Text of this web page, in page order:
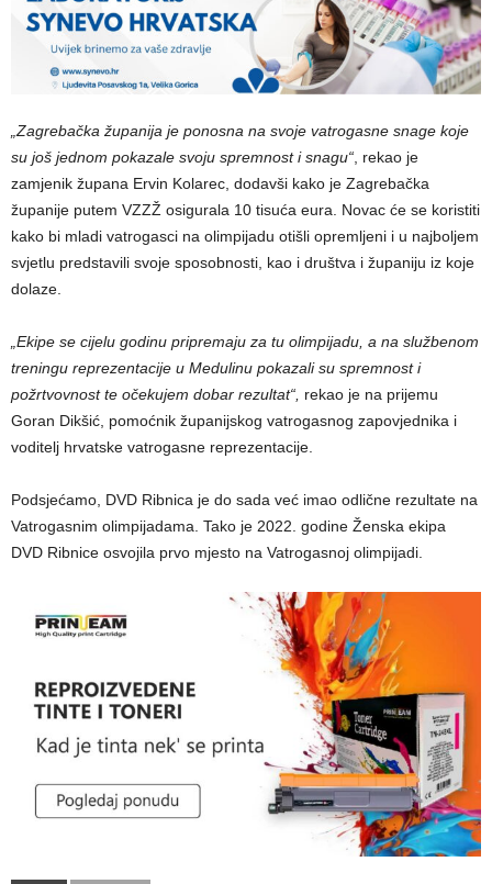
„Zagrebačka županija je ponosna na svoje vatrogasne snage koje
su još jednom pokazale svoju spremnost i snagu“, rekao je
zamjenik župana Ervin Kolarec, dodavši kako je Zagrebačka
županije putem VZZŽ osigurala 10 tisuća eura. Novac će se koristiti
kako bi mladi vatrogasci na olimpijadu otišli opremljeni i u najboljem
svjetlu predstavili svoje sposobnosti, kao i društva i županiju iz koje
dolaze.
„Ekipe se cijelu godinu pripremaju za tu olimpijadu, a na službenom
treningu reprezentacije u Medulinu pokazali su spremnost i
požrtvovnost te očekujem dobar rezultat“, rekao je na prijemu
Goran Dikšić, pomoćnik županijskog vatrogasnog zapovjednika i
voditelj hrvatske vatrogasne reprezentacije.
Podsjećamo, DVD Ribnica je do sada već imao odlične rezultate na
Vatrogasnim olimpijadama. Tako je 2022. godine Ženska ekipa
DVD Ribnice osvojila prvo mjesto na Vatrogasnoj olimpijadi.